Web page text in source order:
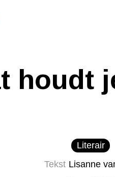
houdt
Literair
Tekst Lisanne